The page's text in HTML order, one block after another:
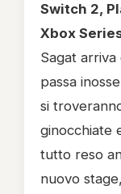
Switch 2,
Xbox
Sagat arriva
passa
si
ginocchiate
tutto reso
nuovo